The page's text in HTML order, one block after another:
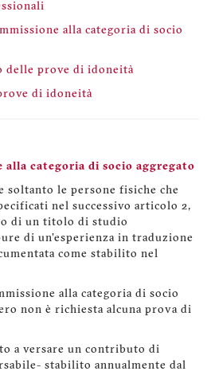
alla categoria di socio
delle prove di idoneità
di idoneità
categoria di socio aggregato
soltanto le persone fisiche che
nel successivo articolo 2,
di un titolo di studio
di un'esperienza in traduzione
come stabilito nel
alla categoria di socio
non è richiesta alcuna prova di
a versare un contributo di
stabilito annualmente dal